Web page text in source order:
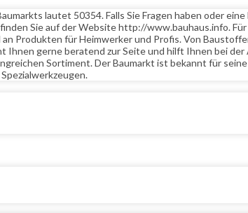
lautet 50354. Falls Sie Fragen haben oder
Sie auf der Website http://www.bauhaus.info.
Produkten für Heimwerker und Profis. Von
gerne beratend zur Seite und hilft Ihnen bei
Sortiment. Der Baumarkt ist bekannt für